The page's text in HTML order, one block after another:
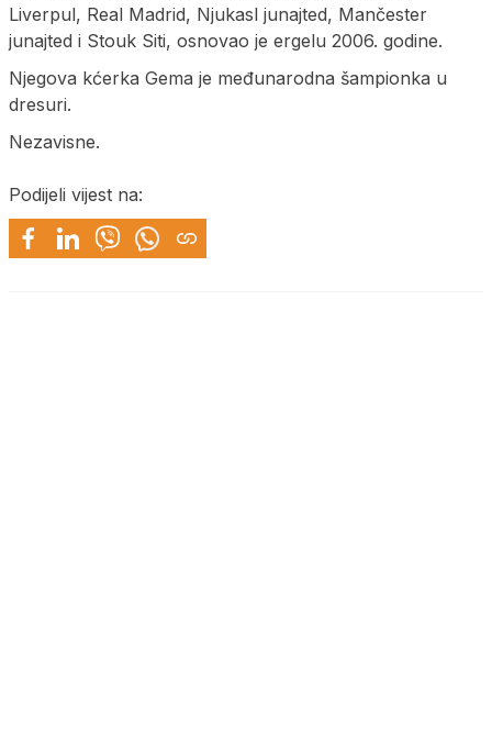
Liverpul, Real Madrid, Njukasl junajted, Mančester
junajted i Stouk Siti, osnovao je ergelu 2006. godine.
Njegova kćerka Gema je međunarodna šampionka u
dresuri.
Nezavisne.
Podijeli vijest na: